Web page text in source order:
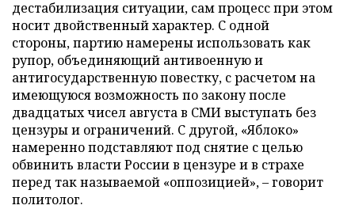
дестабилизация ситуации, сам процесс при этом
носит двойственный характер. С одной
стороны, партию намерены использовать как
рупор, объединяющий антивоенную и
антигосударственную повестку, с расчетом на
имеющуюся возможность по закону после
двадцатых чисел августа в СМИ выступать без
цензуры и ограничений. С другой, «Яблоко»
намеренно подставляют под снятие с целью
обвинить власти России в цензуре и в страхе
перед так называемой «оппозицией», – говорит
политолог.